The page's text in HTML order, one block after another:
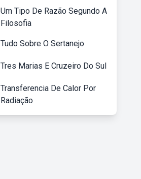
Um Tipo De Razão Segundo A
Filosofia
Tudo Sobre O Sertanejo
Tres Marias E Cruzeiro Do Sul
Transferencia De Calor Por
Radiação